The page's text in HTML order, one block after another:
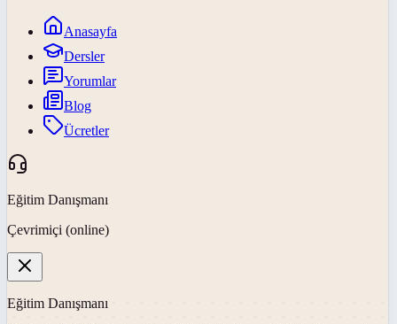
Anasayfa
Dersler
Yorumlar
Blog
Ücretler
Eğitim Danışmanı
Çevrimiçi (online)
Eğitim Danışmanı